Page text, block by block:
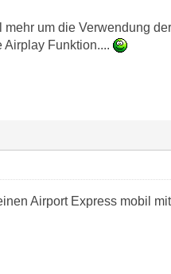
mehr um die Verwendung
Airplay Funktion....
Airport Express mobil